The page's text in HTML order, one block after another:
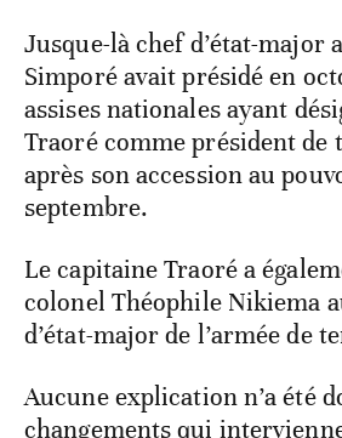
Jusque-là chef d’état-major
Simporé avait présidé en
assises nationales ayant
Traoré comme président de
après son accession au
septembre.
Le capitaine Traoré a
colonel Théophile Nikiema
d’état-major de l’armée de
Aucune explication n’a été
changements qui